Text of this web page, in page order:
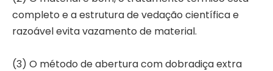
completo e a estrutura de vedação científica e
razoável evita vazamento de material.
(3) O método de abertura com dobradiça extra